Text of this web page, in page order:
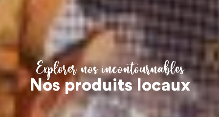
Explorer nos incontournables
Nos produits locaux